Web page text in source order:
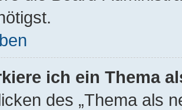
ich ein Thema
des „Thema als